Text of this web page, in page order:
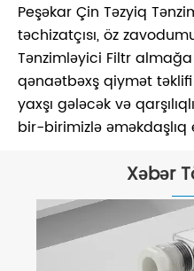
Peşəkar Çin Təzyiq
təchizatçısı, öz
Tənzimləyici Filtr
qənaətbəxş qiymət
yaxşı gələcək və
bir-birimizlə əməkdaşlıq
Xəbər